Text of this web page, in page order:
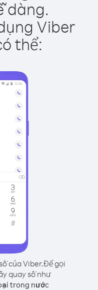
dàng.
Viber
thể:
của Viber.Để gọi
quay số như
trong nước